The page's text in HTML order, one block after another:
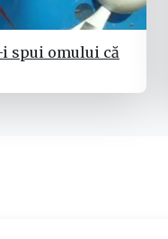
spui omului că